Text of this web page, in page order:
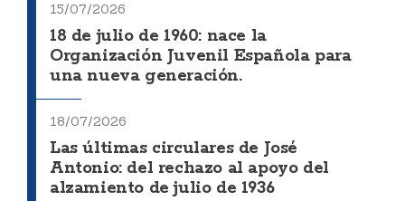
15/07/2026
18 de julio de 1960: nace la
Organización Juvenil Española para
una nueva generación.
18/07/2026
Las últimas circulares de José
Antonio: del rechazo al apoyo del
alzamiento de julio de 1936